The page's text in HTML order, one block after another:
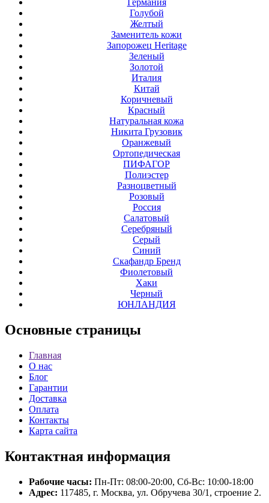
Германия
Голубой
Желтый
Заменитель кожи
Запорожец Heritage
Зеленый
Золотой
Италия
Китай
Коричневый
Красный
Натуральная кожа
Никита Грузовик
Оранжевый
Ортопедическая
ПИФАГОР
Полиэстер
Разноцветный
Розовый
Россия
Салатовый
Серебряный
Серый
Синий
Скафандр Бренд
Фиолетовый
Хаки
Черный
ЮНЛАНДИЯ
Основные страницы
Главная
О нас
Блог
Гарантии
Доставка
Оплата
Контакты
Карта сайта
Контактная информация
Рабочие часы: Пн-Пт: 08:00-20:00, Сб-Вс: 10:00-18:00
Адрес: 117485, г. Москва, ул. Обручева 30/1, строение 2.